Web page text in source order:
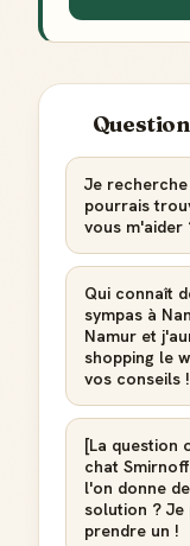
Je
pourrais
vous m'aider
Qui connaît
sympas à
Namur et
shopping le
vos conseils !
[La question
chat
l'on donne
solution ? Je
prendre un !
Score
Sois